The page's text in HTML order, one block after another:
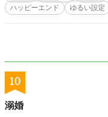
ハッピーエンド
ゆるい設定
10
溺婚